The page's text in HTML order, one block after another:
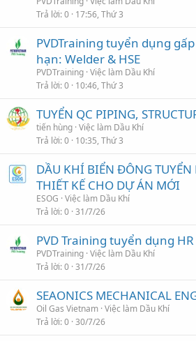
Trả lời 0 17:56, Thứ 3
PVDTraining tuyển dụng
hạn: Welder & HSE
PVDTraining Việc làm Dầu Khí
Trả lời 0 10:46, Thứ 3
TUYỂN QC PIPING,
tiến hùng Việc làm Dầu Khí
Trả lời 0 10:35, Thứ 3
DẦU KHÍ BIỂN ĐÔNG TUYỂN
THIẾT KẾ CHO DỰ ÁN MỚI
ESOG Việc làm Dầu Khí
Trả lời 0 31/7/26
PVD Training tuyển dụng
PVDTraining Việc làm Dầu Khí
Trả lời 0 31/7/26
SEAONICS MECHANICAL
Oil Gas Vietnam Việc làm Dầu Khí
Trả lời 0 30/7/26